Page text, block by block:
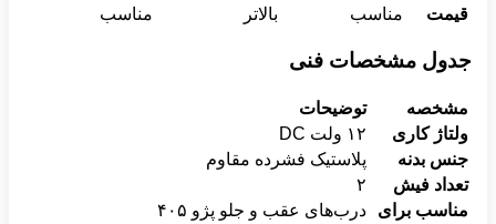
قیمت
مناسب بالاتر مناسب
جدول مشخصات فنی
مشخصه
توضیحات
ولتاژ کاری
۱۲ ولت DC
جنس بدنه
پلاستیک فشرده مقاوم
تعداد فیش
۲
مناسب برای
درب‌های عقب و جلو پژو ۴۰۵